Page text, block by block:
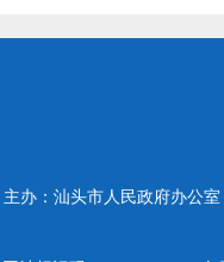
主办：汕头市人民政府办公室